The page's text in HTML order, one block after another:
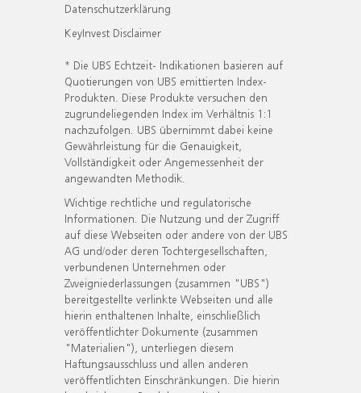
Datenschutzerklärung
KeyInvest Disclaimer
* Die UBS Echtzeit- Indikationen basieren auf
Quotierungen von UBS emittierten Index-
Produkten. Diese Produkte versuchen den
zugrundeliegenden Index im Verhältnis 1:1
nachzufolgen. UBS übernimmt dabei keine
Gewährleistung für die Genauigkeit,
Vollständigkeit oder Angemessenheit der
angewandten Methodik.
Wichtige rechtliche und regulatorische
Informationen. Die Nutzung und der Zugriff
auf diese Webseiten oder andere von der UBS
AG und/oder deren Tochtergesellschaften,
verbundenen Unternehmen oder
Zweigniederlassungen (zusammen "UBS")
bereitgestellte verlinkte Webseiten und alle
hierin enthaltenen Inhalte, einschließlich
veröffentlichter Dokumente (zusammen
"Materialien"), unterliegen diesem
Haftungsausschluss und allen anderen
veröffentlichten Einschränkungen. Die hierin